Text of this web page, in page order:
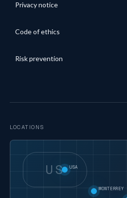
Privacy notice
Code of ethics
Risk prevention
LOCATIONS
US USA
MONTERREY